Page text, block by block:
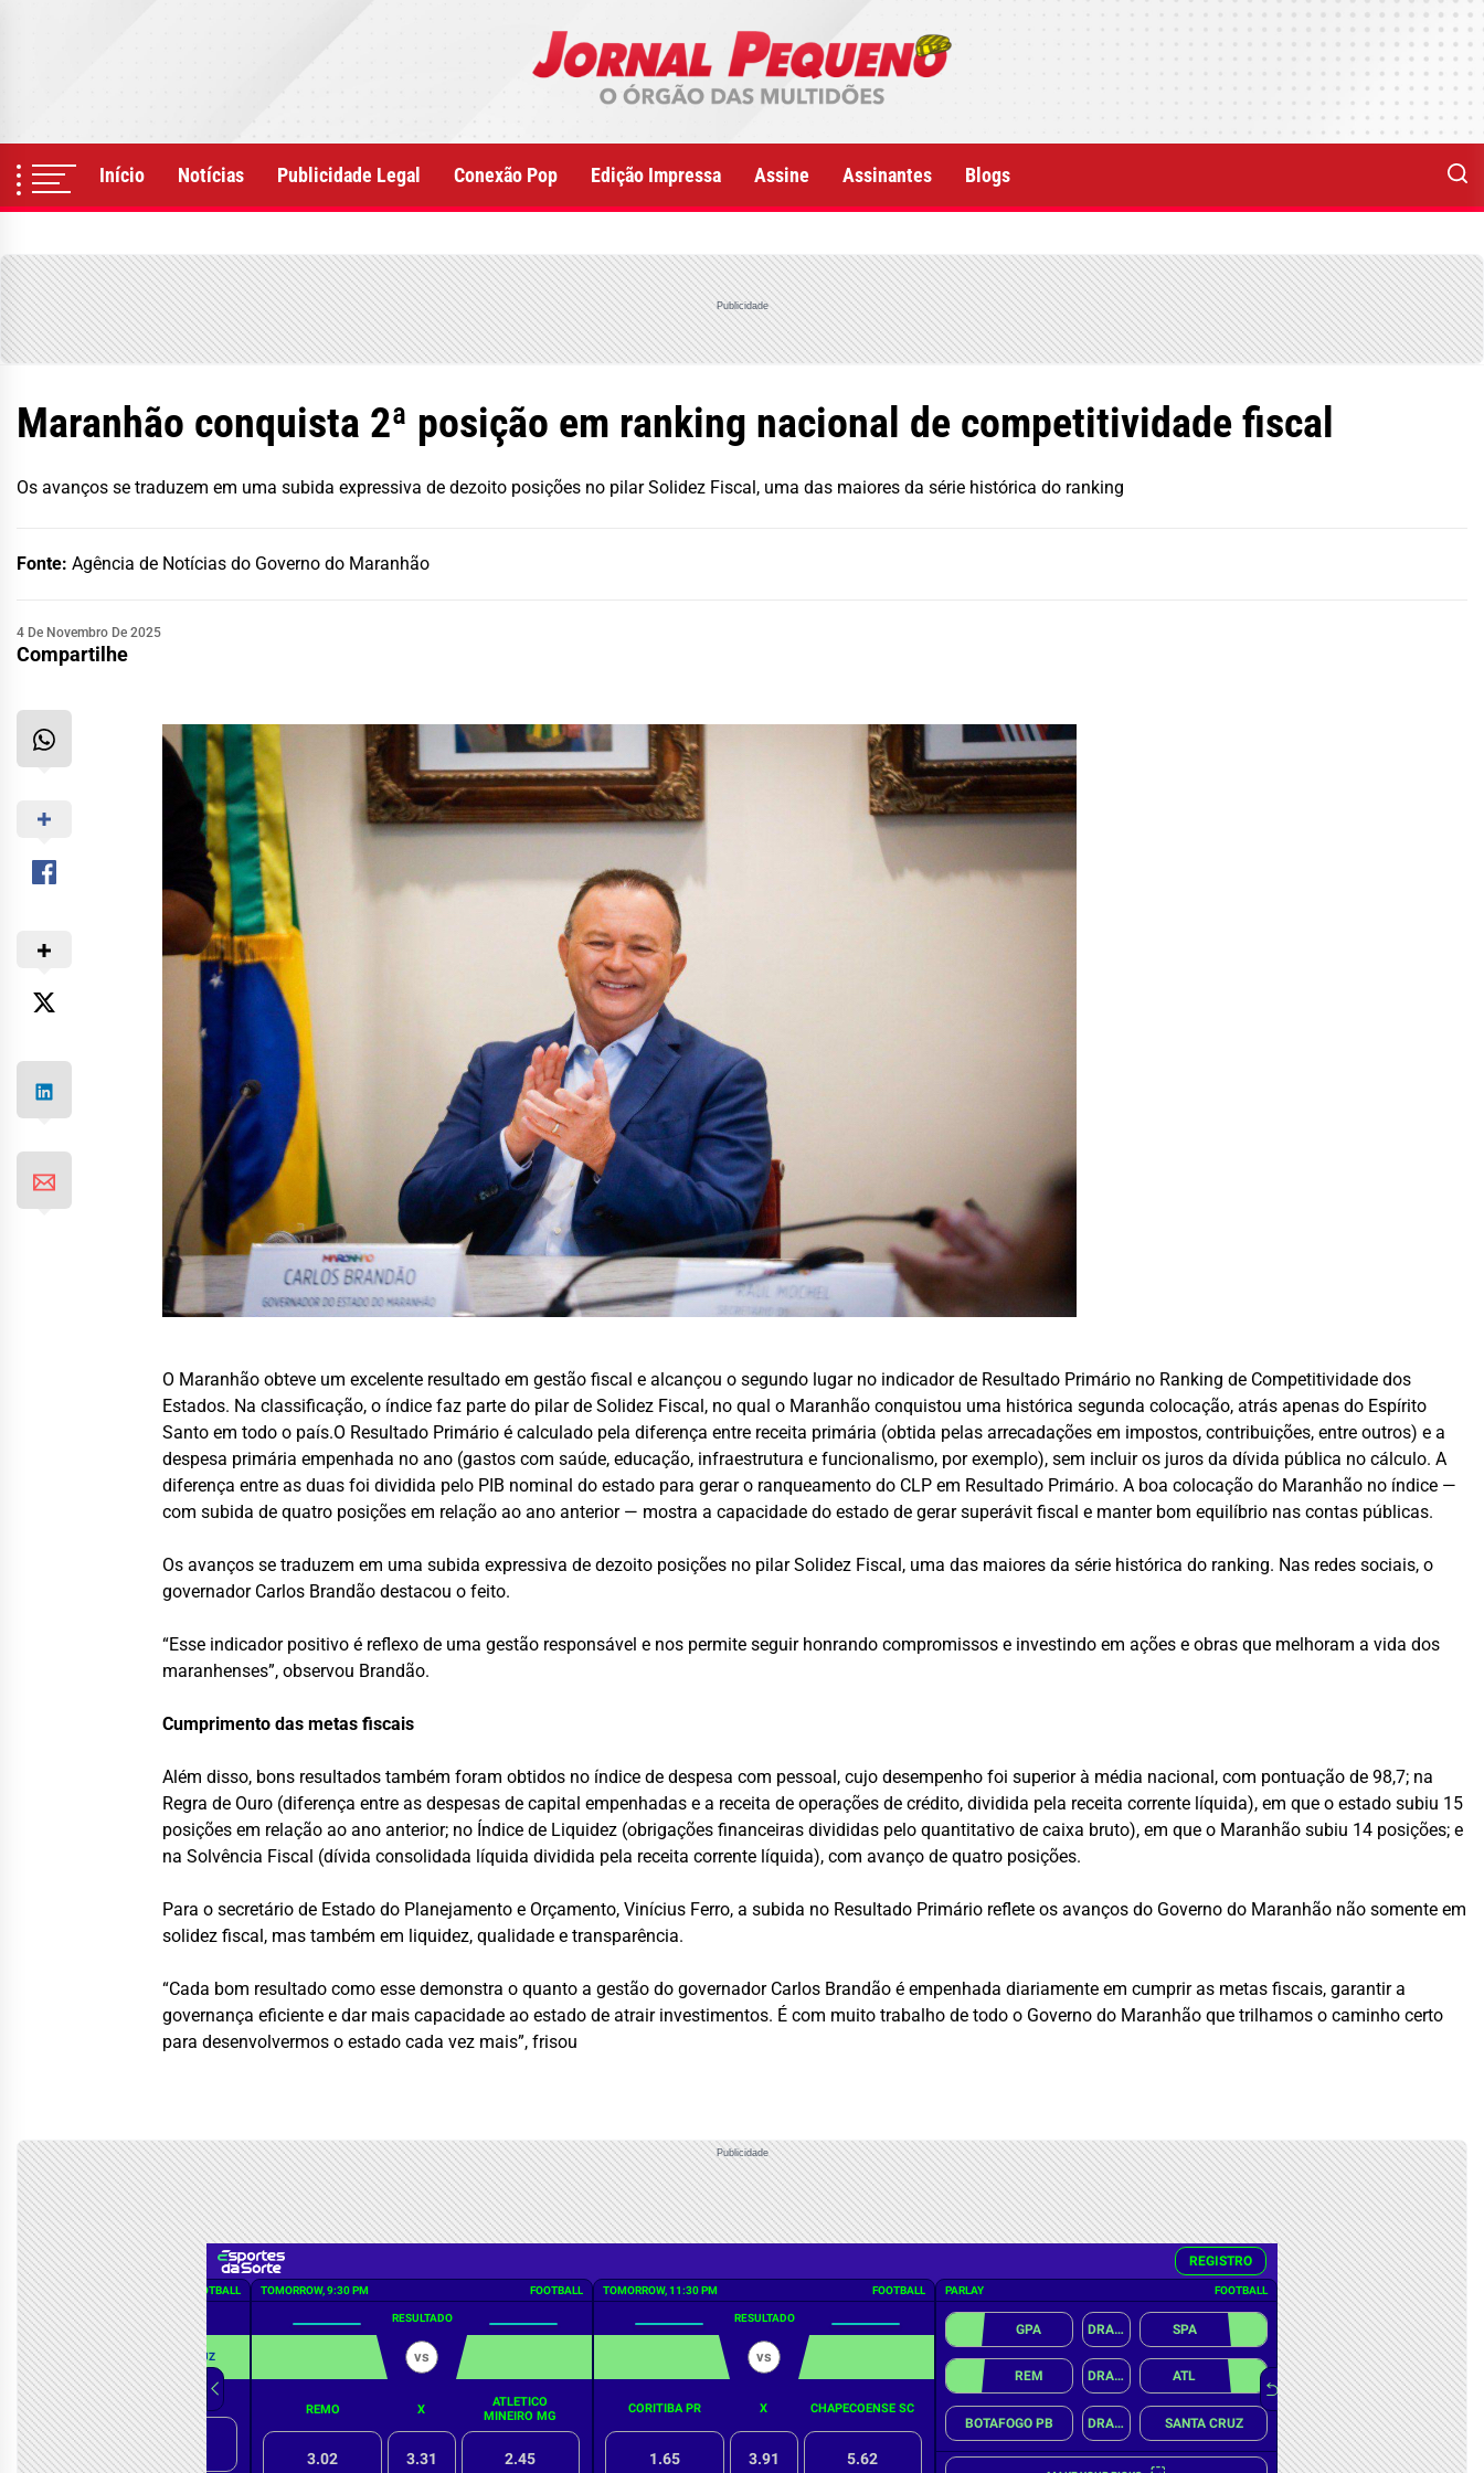
Início Notícias Publicidade Legal Conexão Pop Edição Impressa Assine Assinantes Blogs
Publicidade
Maranhão conquista 2ª posição em ranking nacional de competitividade fiscal
Os avanços se traduzem em uma subida expressiva de dezoito posições no pilar Solidez Fiscal, uma das maiores da série histórica do ranking
Fonte: Agência de Notícias do Governo do Maranhão
4 De Novembro De 2025
Compartilhe
O Maranhão obteve um excelente resultado em gestão fiscal e alcançou o segundo lugar no indicador de Resultado Primário no Ranking de Competitividade dos
Estados. Na classificação, o índice faz parte do pilar de Solidez Fiscal, no qual o Maranhão conquistou uma histórica segunda colocação, atrás apenas do Espírito
Santo em todo o país.O Resultado Primário é calculado pela diferença entre receita primária (obtida pelas arrecadações em impostos, contribuições, entre outros) e a
despesa primária empenhada no ano (gastos com saúde, educação, infraestrutura e funcionalismo, por exemplo), sem incluir os juros da dívida pública no cálculo. A
diferença entre as duas foi dividida pelo PIB nominal do estado para gerar o ranqueamento do CLP em Resultado Primário. A boa colocação do Maranhão no índice —
com subida de quatro posições em relação ao ano anterior — mostra a capacidade do estado de gerar superávit fiscal e manter bom equilíbrio nas contas públicas.
Os avanços se traduzem em uma subida expressiva de dezoito posições no pilar Solidez Fiscal, uma das maiores da série histórica do ranking. Nas redes sociais, o
governador Carlos Brandão destacou o feito.
“Esse indicador positivo é reflexo de uma gestão responsável e nos permite seguir honrando compromissos e investindo em ações e obras que melhoram a vida dos
maranhenses”, observou Brandão.
Cumprimento das metas fiscais
Além disso, bons resultados também foram obtidos no índice de despesa com pessoal, cujo desempenho foi superior à média nacional, com pontuação de 98,7; na
Regra de Ouro (diferença entre as despesas de capital empenhadas e a receita de operações de crédito, dividida pela receita corrente líquida), em que o estado subiu 15
posições em relação ao ano anterior; no Índice de Liquidez (obrigações financeiras divididas pelo quantitativo de caixa bruto), em que o Maranhão subiu 14 posições; e
na Solvência Fiscal (dívida consolidada líquida dividida pela receita corrente líquida), com avanço de quatro posições.
Para o secretário de Estado do Planejamento e Orçamento, Vinícius Ferro, a subida no Resultado Primário reflete os avanços do Governo do Maranhão não somente em
solidez fiscal, mas também em liquidez, qualidade e transparência.
“Cada bom resultado como esse demonstra o quanto a gestão do governador Carlos Brandão é empenhada diariamente em cumprir as metas fiscais, garantir a
governança eficiente e dar mais capacidade ao estado de atrair investimentos. É com muito trabalho de todo o Governo do Maranhão que trilhamos o caminho certo
para desenvolvermos o estado cada vez mais”, frisou
Publicidade